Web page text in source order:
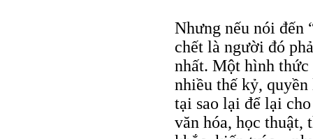
Nhưng nếu nói đến
chết là người đó
nhất. Một hình thức
nhiều thế kỷ,
tại sao lại để lại
văn hóa, học thuật,